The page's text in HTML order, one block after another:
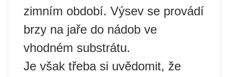
zimním období. Výsev se provádí
brzy na jaře do nádob ve
vhodném substrátu.
Je však třeba si uvědomit, že